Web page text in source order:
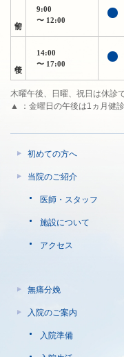
9:00
〜 12:00
14:00
〜 17:00
木曜午後、日曜、祝日は休診で
▲ ：金曜日の午後は1ヵ月健診
初めての方へ
当院のご紹介
医師・スタッフ
施設について
アクセス
無痛分娩
入院のご案内
入院準備